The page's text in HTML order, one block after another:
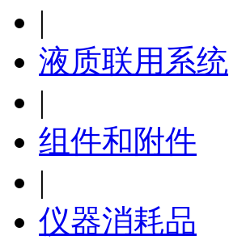
|
液质联用系统
|
组件和附件
|
仪器消耗品